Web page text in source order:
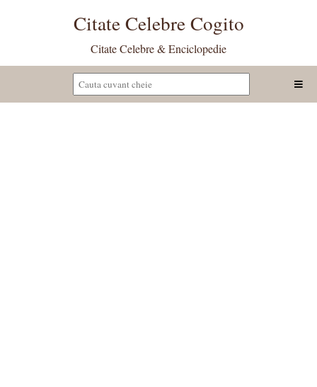
Citate Celebre Cogito
Citate Celebre & Enciclopedie